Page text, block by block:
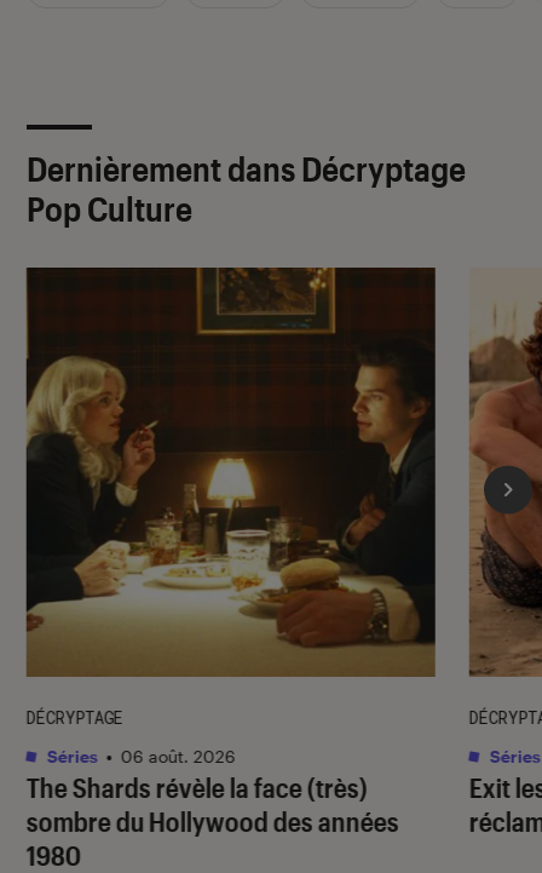
Dernièrement dans Décryptage
Pop Culture
The Shards révèle la face (très)
sombre du Hollywood des années
1980
DÉCRYPTAGE
Séries • 06 août. 2026
Exit
Séries